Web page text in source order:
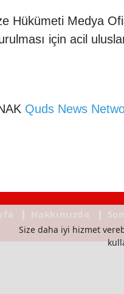
Hükümeti Medya
için acil
Quds News
Size daha iyi hizmet
❙ Hakkımızda ❙